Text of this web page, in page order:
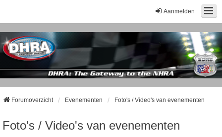
Aanmelden
Forumoverzicht Evenementen Foto's / Video's van evenementen
Foto's / Video's van evenementen